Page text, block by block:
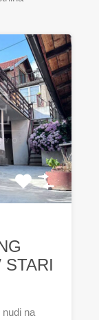
STARI
na